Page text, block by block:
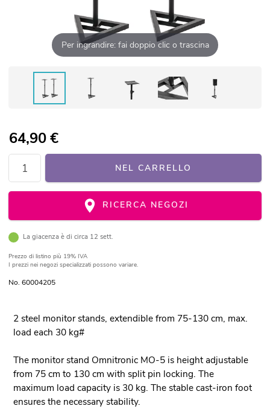
Per ingrandire: fai doppio clic o trascina
64,90€
NEL CARRELLO
RICERCA NEGOZI
La giacenza è di circa 12 sett.
Prezzo di listino più 19% IVA
I prezzi nei negozi specializzati possono variare.
No. 60004205
2 steel monitor stands, extendible from 75-130 cm, max.
load each 30 kg#
The monitor stand Omnitronic MO-5 is height adjustable
from 75 cm to 130 cm with split pin locking. The
maximum load capacity is 30 kg. The stable cast-iron foot
ensures the necessary stability.